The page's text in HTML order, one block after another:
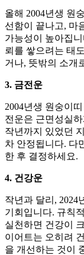
올해 2004년생 원
선함이 끝나고, 마
가능성이 높아집
뢰를 쌓으려는 태
거나, 뜻밖의 소개
3. 금전운
2004년생 원숭이
전운은 근면성실
작년까지 있었던
차 안정됩니다. 다
한 후 결정하세요.
4. 건강운
작년과 달리, 2024
기회입니다. 규칙
실천하면 건강이
이어트는 오히려
을 개선하는 것이